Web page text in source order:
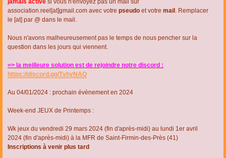
jamais activé si vous n'envoyez pas un mail sur
association.reel[at]gmail.com avec votre pseudo et votre mail . Remplacer
le [at] par @ dans le mail.
Nous n'avons malheureusement pas le temps de nous pencher sur la
question dans les jours qui viennent.
=> la meilleure solution est de rejoindre notre discord :
https://discord.gg/TvhyNAQ
Au 04/01/2024 : prochain évènement en 2024
Week-end JEUX de Printemps :
Wk jeux du vendredi 29 mars 2024 (fin d'après-midi) au lundi 1er avril
2024 (fin d'après-midi) à la MFR de Saint-Firmin-des-Près (41)
Inscriptions à venir plus tard